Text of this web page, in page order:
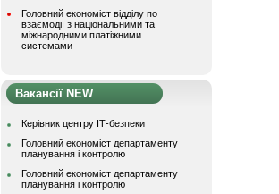
Головний економіст відділу по
взаємодії з національними та
міжнародними платіжними
системами
Вакансії NEW
Керівник центру ІТ-безпеки
Головний економіст департаменту
планування і контролю
Головний економіст департаменту
планування і контролю